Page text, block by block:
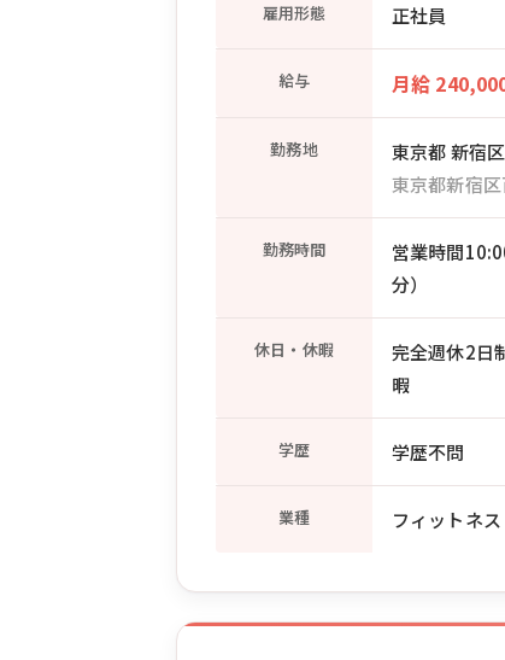
雇用形態 正社員
給与 月給
勤務地
東京都 新宿区
東京都新宿区
勤務時間
営業時間
分）
休日・休暇
完全週休2日
暇
学歴 学歴不問
業種 フィットネ